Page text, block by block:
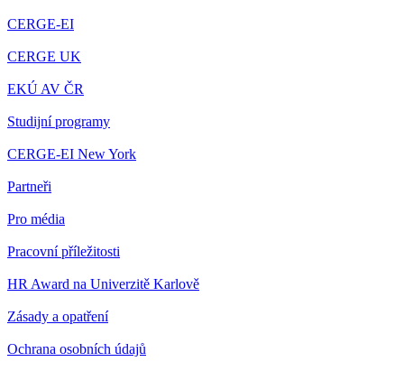
CERGE-EI
CERGE UK
EKÚ AV ČR
Studijní programy
CERGE-EI New York
Partneři
Pro média
Pracovní příležitosti
HR Award na Univerzitě Karlově
Zásady a opatření
Ochrana osobních údajů